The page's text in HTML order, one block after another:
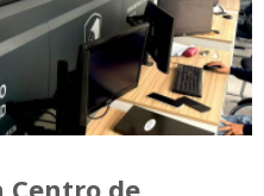
Centro de